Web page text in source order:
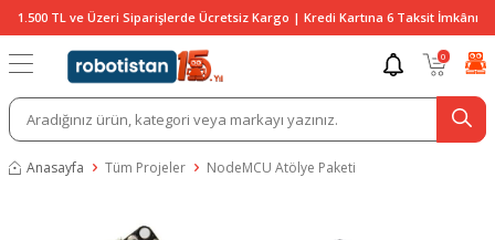
1.500 TL ve Üzeri Siparişlerde Ücretsiz Kargo | Kredi Kartına 6 Taksit İmkânı
0
Anasayfa Tüm Projeler NodeMCU Atölye Paketi